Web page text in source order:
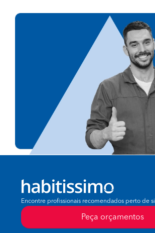
Encontre profissionais recomendados perto de si
Peça orçamentos